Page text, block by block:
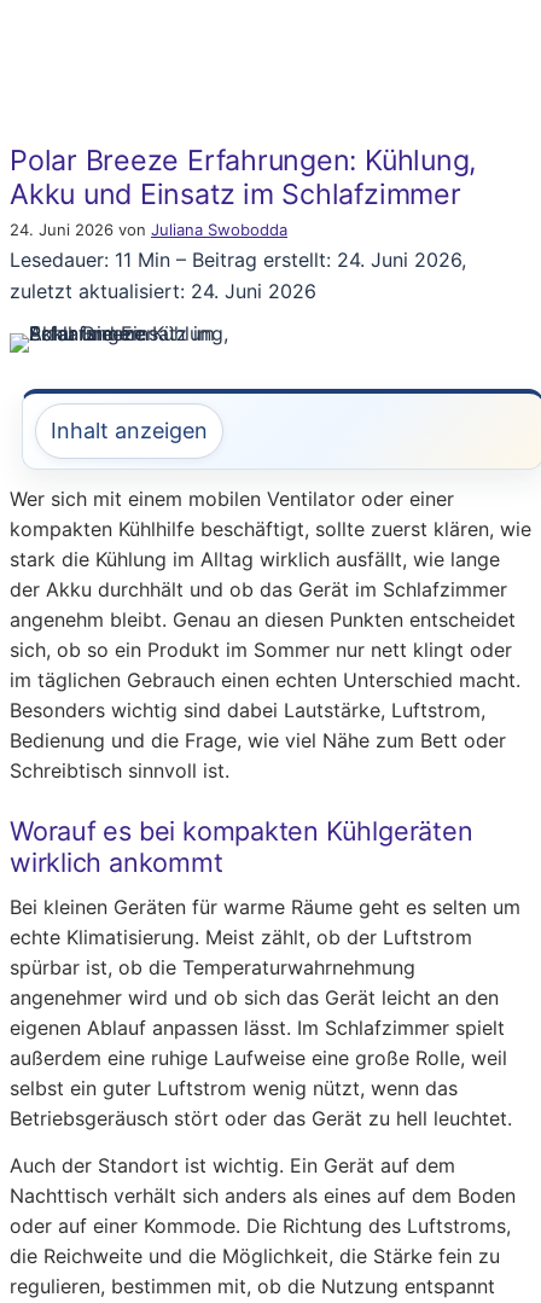
Polar Breeze Erfahrungen: Kühlung,
Akku und Einsatz im Schlafzimmer
24. Juni 2026 von Juliana Swobodda
Lesedauer: 11 Min – Beitrag erstellt: 24. Juni 2026,
zuletzt aktualisiert: 24. Juni 2026
Inhalt anzeigen
Wer sich mit einem mobilen Ventilator oder einer
kompakten Kühlhilfe beschäftigt, sollte zuerst klären, wie
stark die Kühlung im Alltag wirklich ausfällt, wie lange
der Akku durchhält und ob das Gerät im Schlafzimmer
angenehm bleibt. Genau an diesen Punkten entscheidet
sich, ob so ein Produkt im Sommer nur nett klingt oder
im täglichen Gebrauch einen echten Unterschied macht.
Besonders wichtig sind dabei Lautstärke, Luftstrom,
Bedienung und die Frage, wie viel Nähe zum Bett oder
Schreibtisch sinnvoll ist.
Worauf es bei kompakten Kühlgeräten
wirklich ankommt
Bei kleinen Geräten für warme Räume geht es selten um
echte Klimatisierung. Meist zählt, ob der Luftstrom
spürbar ist, ob die Temperaturwahrnehmung
angenehmer wird und ob sich das Gerät leicht an den
eigenen Ablauf anpassen lässt. Im Schlafzimmer spielt
außerdem eine ruhige Laufweise eine große Rolle, weil
selbst ein guter Luftstrom wenig nützt, wenn das
Betriebsgeräusch stört oder das Gerät zu hell leuchtet.
Auch der Standort ist wichtig. Ein Gerät auf dem
Nachttisch verhält sich anders als eines auf dem Boden
oder auf einer Kommode. Die Richtung des Luftstroms,
die Reichweite und die Möglichkeit, die Stärke fein zu
regulieren, bestimmen mit, ob die Nutzung entspannt